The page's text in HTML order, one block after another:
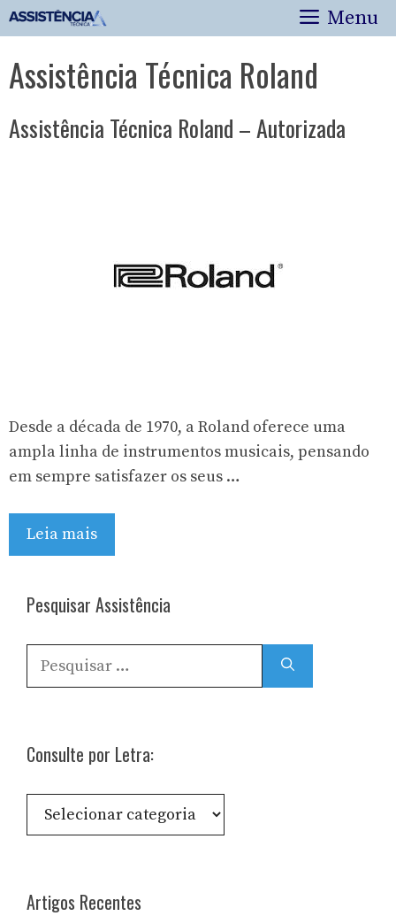
Pular
para
conteúdo
Menu
Assistência Técnica Roland
Assistência Técnica Roland – Autorizada
Desde a década de 1970, a Roland oferece uma
ampla linha de instrumentos musicais, pensando
em sempre satisfazer os seus …
Leia mais
Pesquisar Assistência
Pesquisar
por:
Consulte por Letra:
Consulte
Artigos Recentes